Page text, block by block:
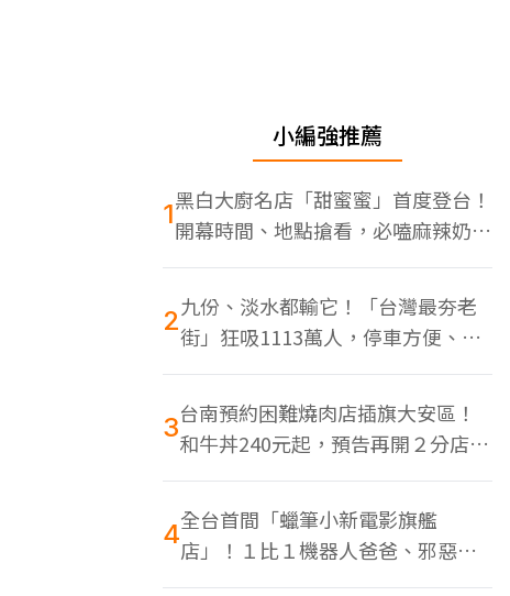
小編強推薦
1黑白大廚名店「甜蜜蜜」首度登台！
開幕時間、地點搶看，必嗑麻辣奶油
蝦
2九份、淡水都輸它！「台灣最夯老
街」狂吸1113萬人，停車方便、特
色美食多
3台南預約困難燒肉店插旗大安區！
和牛丼240元起，預告再開２分店、
地點曝光
4全台首間「蠟筆小新電影旗艦
店」！１比１機器人爸爸、邪惡正
男，百款周邊買翻